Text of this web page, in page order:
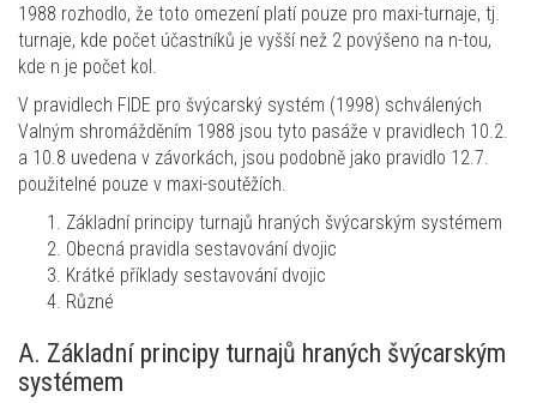
1988 rozhodlo, že toto omezení platí pouze pro maxi-turnaje, tj.
turnaje, kde počet účastníků je vyšší než 2 povýšeno na n-tou,
kde n je počet kol.
V pravidlech FIDE pro švýcarský systém (1998) schválených
Valným shromážděním 1988 jsou tyto pasáže v pravidlech 10.2.
a 10.8 uvedena v závorkách, jsou podobně jako pravidlo 12.7.
použitelné pouze v maxi-soutěžích.
Základní principy turnajů hraných švýcarským systémem
Obecná pravidla sestavování dvojic
Krátké příklady sestavování dvojic
Různé
A. Základní principy turnajů hraných švýcarským
systémem